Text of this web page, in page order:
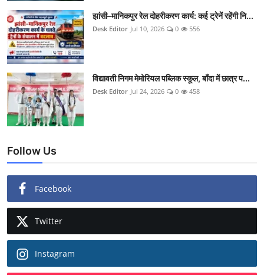
झांसी–मानिकपुर रेल दोहरीकरण कार्य: कई ट्रेनें रहेंगी नि...
Desk Editor Jul 10, 2026 0 556
विद्यावती निगम मेमोरियल पब्लिक स्कूल, बाँदा में छात्र प...
Desk Editor Jul 24, 2026 0 458
Follow Us
Facebook
Twitter
Instagram